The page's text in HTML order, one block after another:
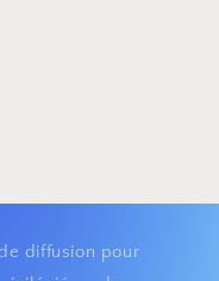
diffusion pour